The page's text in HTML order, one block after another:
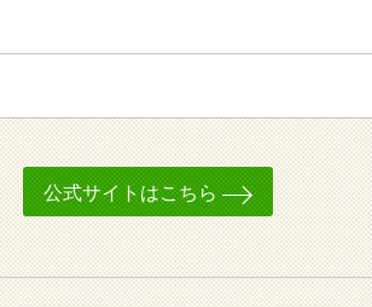
公式サイトはこちら